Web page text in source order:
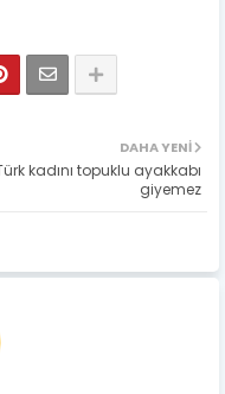
DAHA YENI
kadını topuklu ayakkabı
giyemez